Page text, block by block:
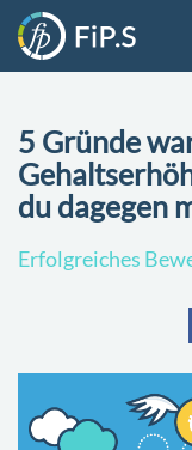
5 Gründe
du dagegen
Erfolgreiches